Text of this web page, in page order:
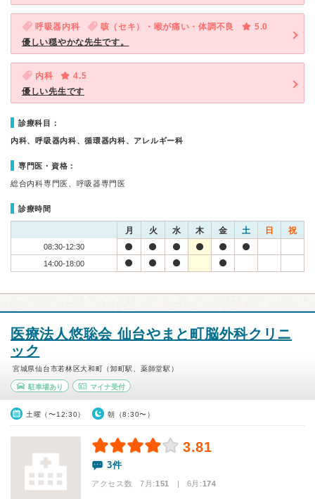
呼吸器内科 咳（セキ）・喉が痛い・体調不良
5.0
優しい穏やかな先生です。
内科
4.5
優しい先生です
診療科目：
内科、呼吸器内科、循環器内科、アレルギー科
専門医・資格：
総合内科専門医、呼吸器専門医
診療時間
月 火 水 木 金 土 日 祝
08:30-12:30
14:00-18:00
医療法人悠聡会 仙台やまと町脳外科クリニ
ック
宮城県仙台市若林区大和町（卸町駅、薬師堂駅）
駐車場あり マイナ受付
土曜（〜12:30） 朝（8:30〜）
3.81
3件
アクセス数 7月:151 | 6月:174